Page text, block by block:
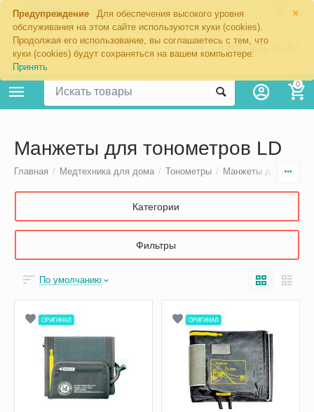
×
Предупреждение
Для обеспечения высокого уровня
обслуживания на этом сайте используются куки (cookies).
Продолжая его использование, вы соглашаетесь с тем, что
куки (cookies) будут сохраняться на вашем компьютере:
Принять
Москва
8 800 201-70-97
0
Манжеты для тонометров LD
Главная / Медтехника для дома / Тонометры / Манжеты для
Категории
Фильтры
По умолчанию